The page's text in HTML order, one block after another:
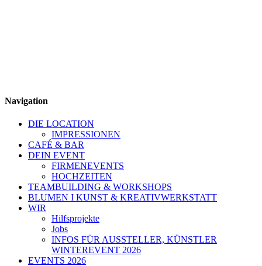
Navigation
DIE LOCATION
IMPRESSIONEN
CAFÉ & BAR
DEIN EVENT
FIRMENEVENTS
HOCHZEITEN
TEAMBUILDING & WORKSHOPS
BLUMEN I KUNST & KREATIVWERKSTATT
WIR
Hilfsprojekte
Jobs
INFOS FÜR AUSSTELLER, KÜNSTLER
WINTEREVENT 2026
EVENTS 2026